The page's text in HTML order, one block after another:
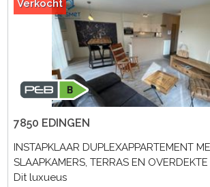
Verkocht
7850 EDINGEN
INSTAPKLAAR DUPLEXAPPARTEMENT
SLAAPKAMERS, TERRAS EN
Dit luxueus